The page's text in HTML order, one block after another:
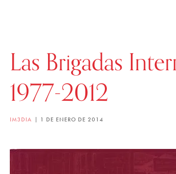
Las Brigadas
1977-2012
IM3DIA 1 DE ENERO DE 2014